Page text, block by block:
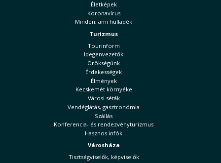
Életképek
Koronavírus
Minden, ami hulladék
Turizmus
Tourinform
Idegenvezetők
Örökségünk
Érdekességek
Élmények
Kecskemét környéke
Városi séták
Vendéglátás, gasztronómia
Szállás
Konferencia- és rendezvényturizmus
Hasznos infók
Városháza
Tisztségviselők, képviselők